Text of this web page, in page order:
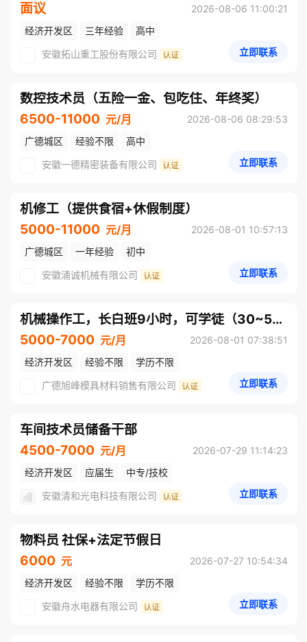
面议
2026-08-06 11:00:21
经济开发区
三年经验
高中
安徽拓山重工股份有限公司
立即联系
数控技术员（五险一金、包吃住、年终奖）
6500-11000 元/月
2026-08-06 08:29:53
广德城区
经验不限
高中
安徽一德精密装备有限公司
立即联系
机修工（提供食宿+休假制度）
5000-11000 元/月
2026-08-01 10:57:13
广德城区
一年经验
初中
安徽涌诚机械有限公司
立即联系
机械操作工，长白班9小时，可学徒（30~50岁）
5000-7000 元/月
2026-08-01 07:38:51
经济开发区
经验不限
学历不限
广德旭峰模具材料销售有限公司
立即联系
车间技术员储备干部
4500-7000 元/月
2026-07-29 11:14:23
经济开发区
应届生
中专/技校
安徽清和光电科技有限公司
立即联系
物料员 社保+法定节假日
6000 元
2026-07-27 10:54:34
经济开发区
经验不限
学历不限
安徽舟水电器有限公司
立即联系